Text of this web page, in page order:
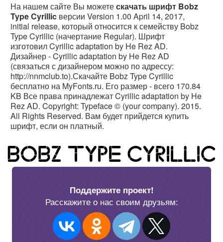
На нашем сайте Вы можетескачать шрифт Bobz
Type Cyrillic версии Version 1.00 April 14, 2017,
initial release, который относится к семейству Bobz
Type Cyrillic (начертание Regular). Шрифт
изготовил Cyrillic adaptation by He Rez AD.
Дизайнер - Cyrillic adaptation by He Rez AD
(связаться с дизайнером можно по адрессу:
http://nnmclub.to).Скачайте Bobz Type Cyrillic
бесплатно на MyFonts.ru. Его размер - всего 170.84
KB Все права принадлежат Cyrillic adaptation by He
Rez AD. Copyright: Typeface © (your company). 2015.
All Rights Reserved. Вам будет прийдется купить
шрифт, если он платный.
Поддержите проект!
Расскажите о нас своим друзьям: